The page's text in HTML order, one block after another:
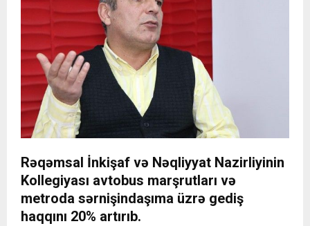
Rəqəmsal İnkişaf və Nəqliyyat Nazirliyinin
Kollegiyası avtobus marşrutları və
metroda sərnişindaşıma üzrə gediş
haqqını 20% artırıb.